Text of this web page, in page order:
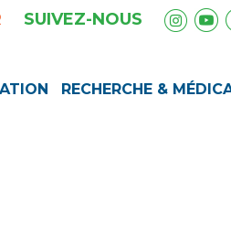
SUIVEZ-NOUS
RECHERCHE &